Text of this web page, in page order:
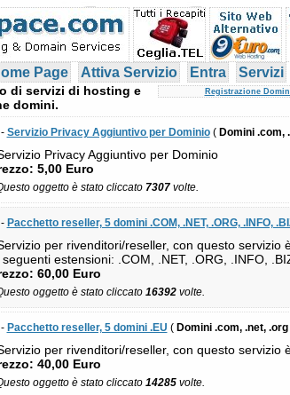
Page Attiva Servizio Entra Servizi
di servizi di hosting e
domini.
Registrazione
- Servizio Privacy Aggiuntivo per Dominio( Domini .com,
Privacy Aggiuntivo per Dominio
5,00 Euro
oggetto è stato cliccato 7307volte.
- Pacchetto reseller, 5 domini .COM, .NET, .ORG, .INFO,
per rivenditori/reseller, con questo
seguenti estensioni: .COM, .NET, .ORG, .INFO,
60,00 Euro
oggetto è stato cliccato 16392volte.
- Pacchetto reseller, 5 domini .EU ( Domini .com, .net, .org
per rivenditori/reseller, con questo servizio
40,00 Euro
oggetto è stato cliccato 14285volte.